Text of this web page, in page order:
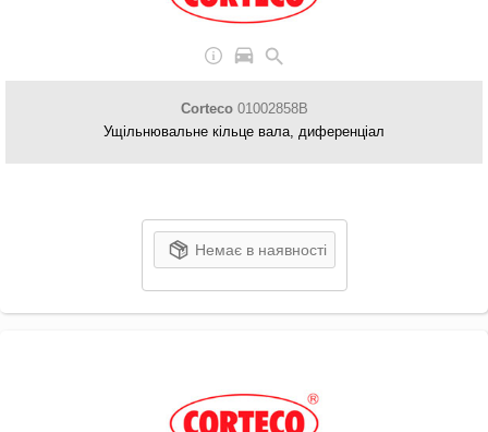
Corteco01002858B
Ущільнювальне кільце вала, диференціал
Немає в наявності